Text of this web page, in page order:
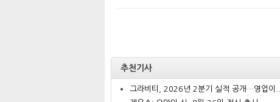
추천기사
그라비티, 2026년 2분기 실적 공개…영업이...